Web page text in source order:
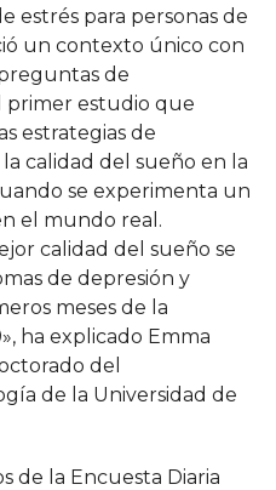
estrés para personas de
un contexto único con
de
primer estudio que
estrategias de
calidad del sueño en la
se experimenta un
el mundo real.
calidad del sueño se
de depresión y
meses de la
ha explicado Emma
del
de la Universidad de
de la Encuesta Diaria